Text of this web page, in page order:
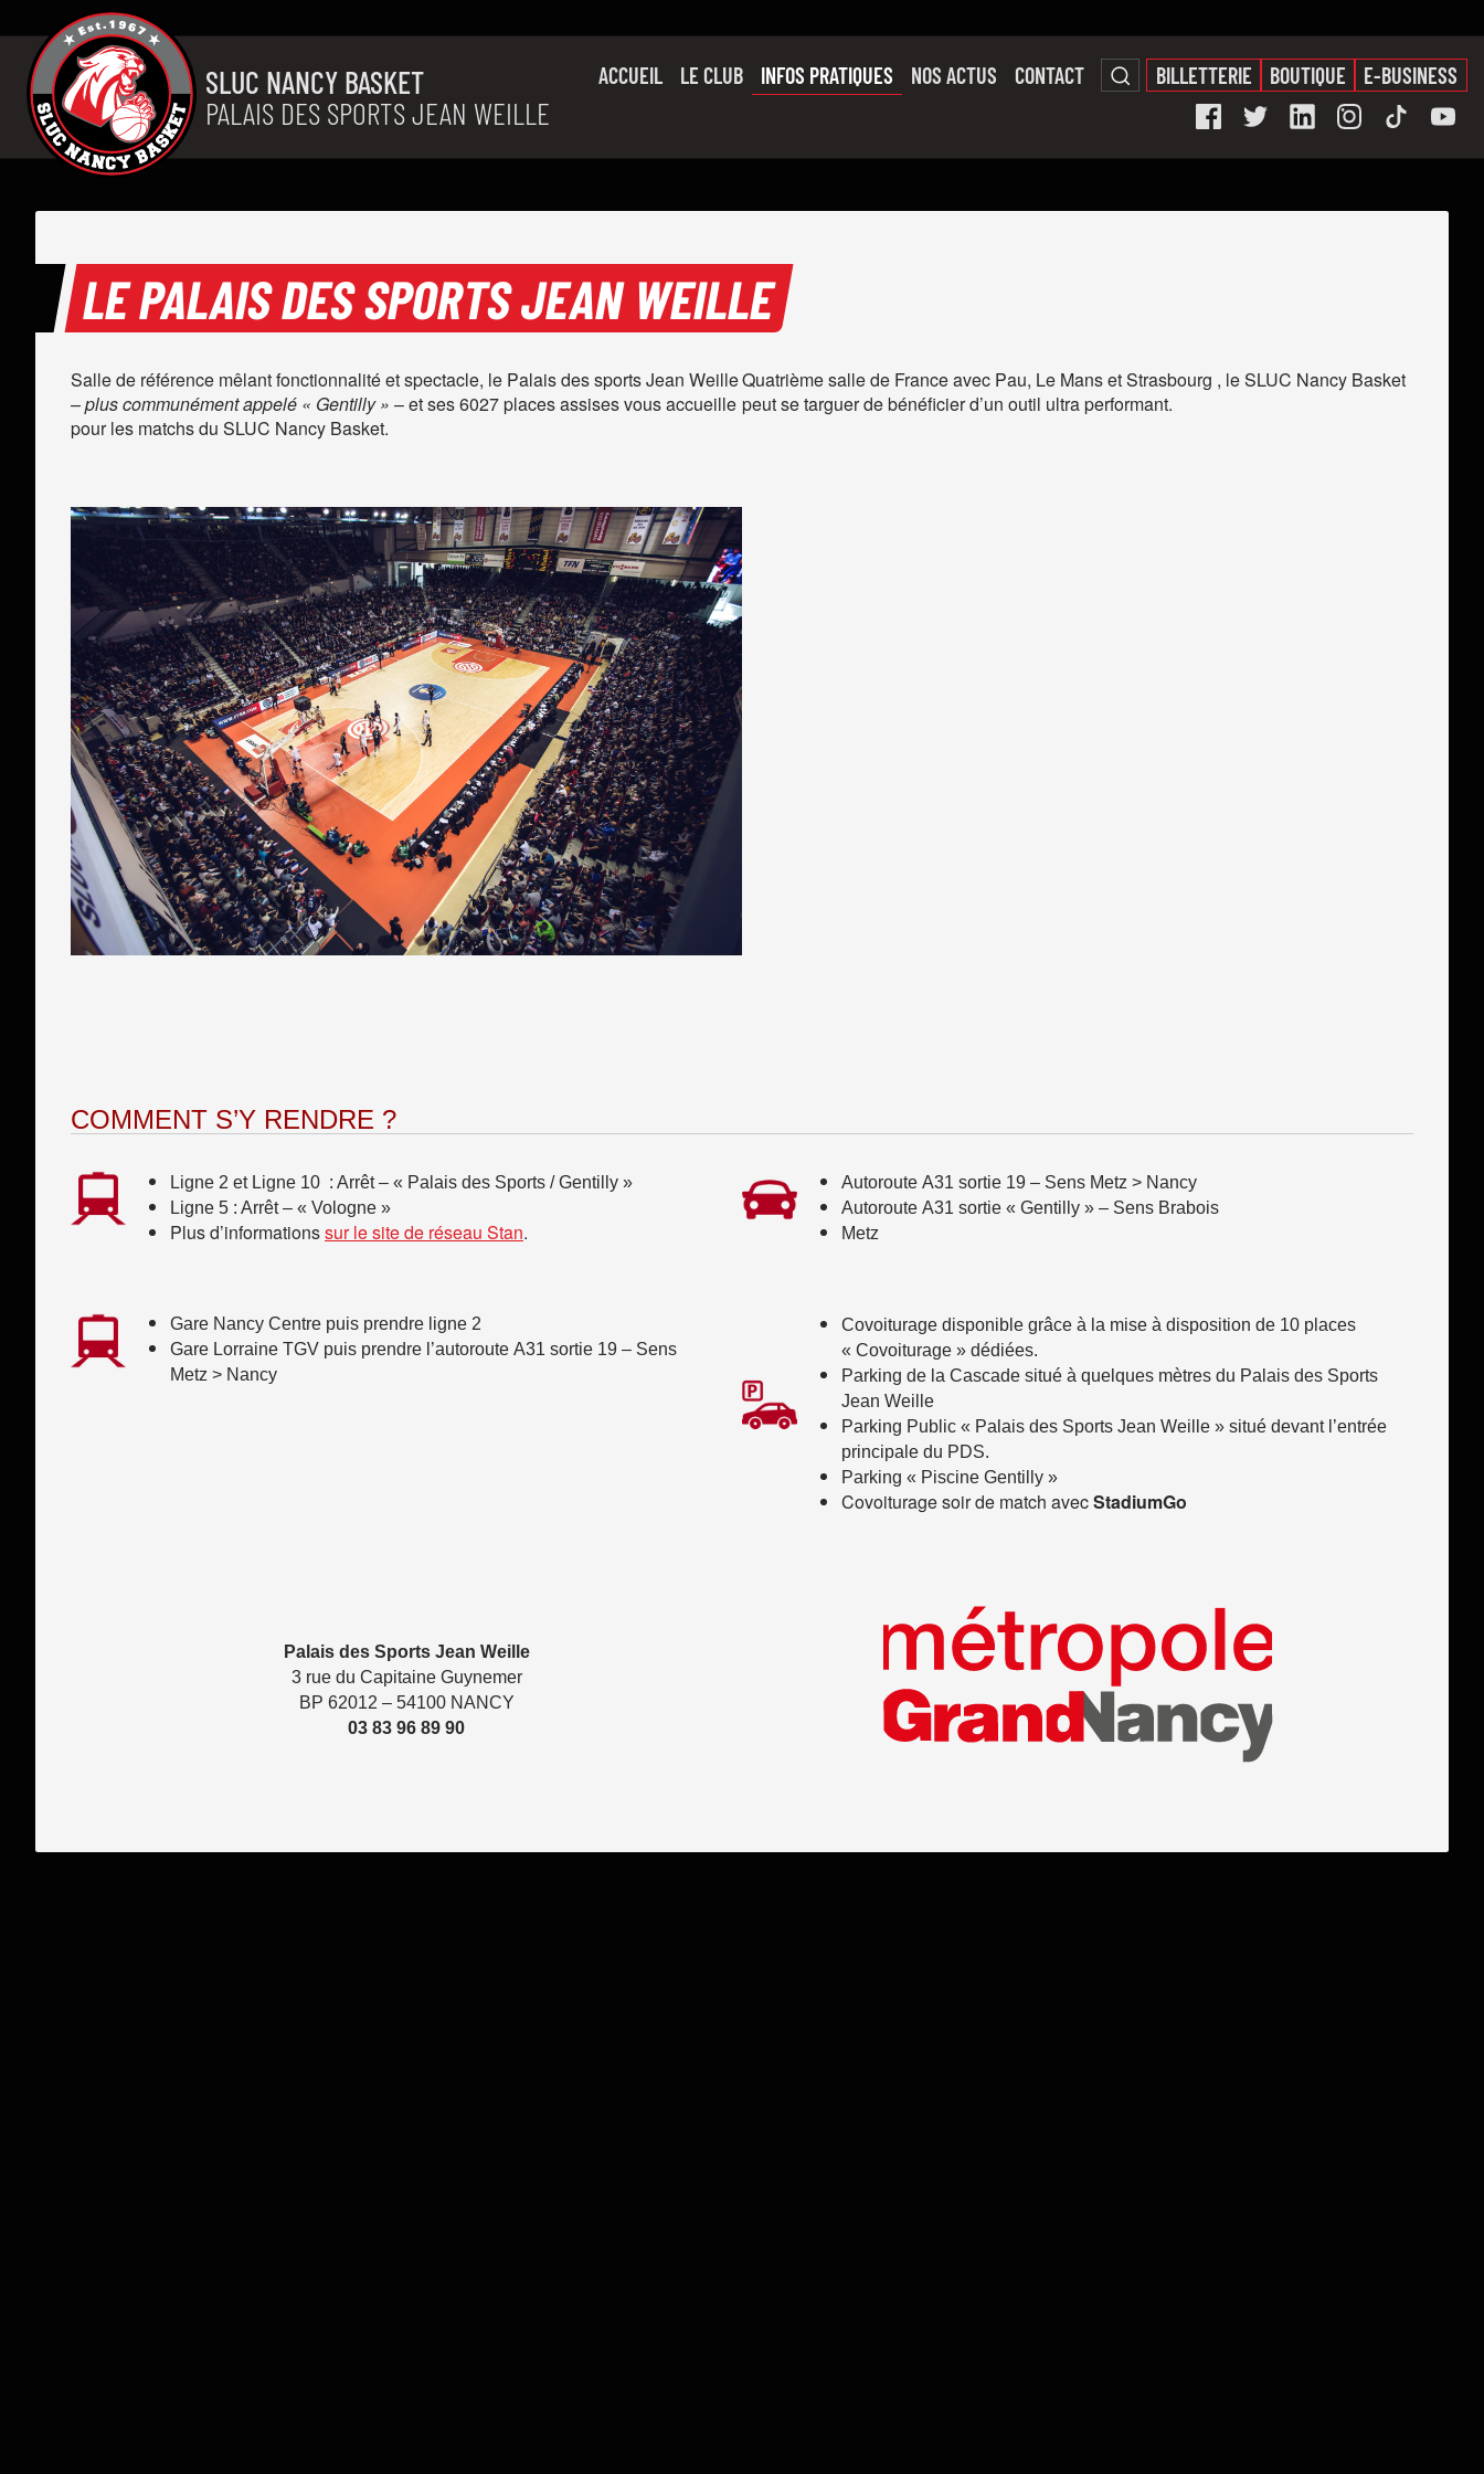
Aller au contenu
SLUC NANCY BASKET
PALAIS DES SPORTS JEAN WEILLE
ACCUEIL
LE CLUB
L’ÉQUIPE PRO
INFOS PRATIQUES NOS ACTUS CONTACT BILLETTERIE BOUTIQUE E-BUSINESS
LE PALAIS DES SPORTS JEAN WEILLE
Salle de référence mêlant fonctionnalité et spectacle, le Palais des sports Jean Weille
–plus communément appelé « Gentilly » – et ses 6027 places assises vous accueille
pour les matchs du SLUC Nancy Basket.
Quatrième salle de France avec Pau, Le Mans et Strasbourg , le SLUC Nancy Basket
peut se targuer de bénéficier d’un outil ultra performant.
COMMENT S’Y RENDRE ?
Ligne 2 et Ligne 10 : Arrêt – « Palais des Sports / Gentilly »
Ligne 5 : Arrêt – « Vologne »
Plus d’informationssur le site de réseau Stan.
Gare Nancy Centre puis prendre ligne 2
Gare Lorraine TGV puis prendre l’autoroute A31 sortie 19 – Sens
Metz > Nancy
Autoroute A31 sortie 19 – Sens Metz > Nancy
Autoroute A31 sortie « Gentilly » – Sens Brabois
Metz
Covoiturage disponible grâce à la mise à disposition de 10 places
« Covoiturage » dédiées.
Parking de la Cascade situé à quelques mètres du Palais des Sports
Jean Weille
Parking Public « Palais des Sports Jean Weille » situé devant l’entrée
principale du PDS.
Parking « Piscine Gentilly »
Covoiturage soir de match avecStadiumGo
Palais des Sports Jean Weille
3 rue du Capitaine Guynemer
BP 62012 – 54100 NANCY
03 83 96 89 90